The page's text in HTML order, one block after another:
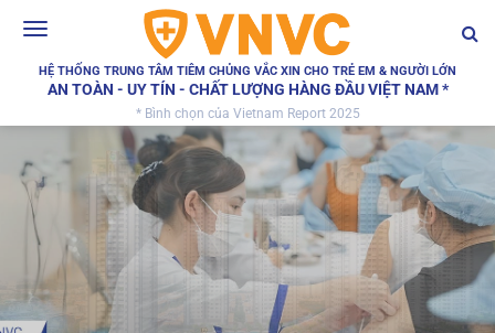
Toggle
HỆ THỐNG TRUNG TÂM TIÊM CHỦNG VẮC XIN CHO TRẺ EM & NGƯỜI LỚN
AN TOÀN - UY TÍN - CHẤT LƯỢNG HÀNG ĐẦU VIỆT NAM *
* Bình chọn của Vietnam Report 2025